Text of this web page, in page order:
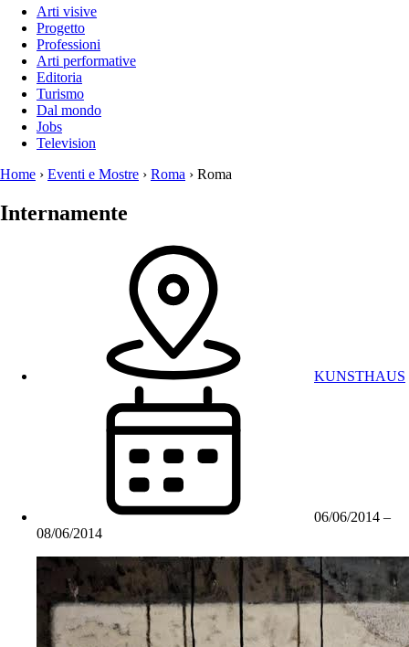
Arti visive
Progetto
Professioni
Arti performative
Editoria
Turismo
Dal mondo
Jobs
Television
Home › Eventi e Mostre › Roma › Roma
Internamente
KUNSTHAUS
06/06/2014 –
08/06/2014